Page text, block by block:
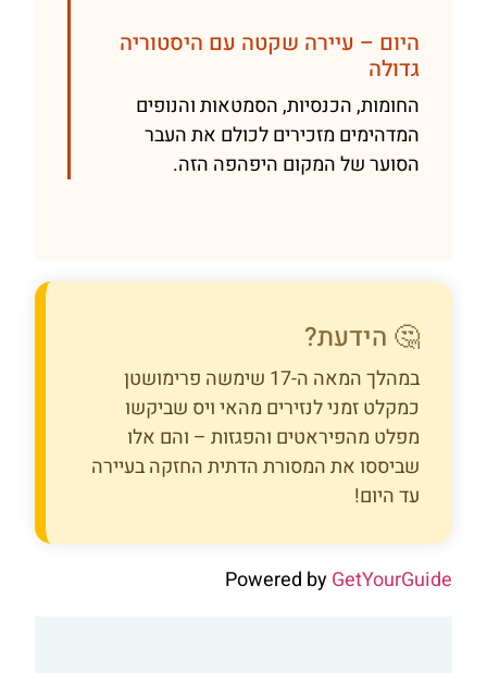
היום – עיירה שקטה עם היסטוריה
גדולה
החומות, הכנסיות, הסמטאות והנופים
המדהימים מזכירים לכולם את העבר
הסוער של המקום היפהפה הזה.
🤔 הידעת?
במהלך המאה ה-17 שימשה פרימושטן
כמקלט זמני לנזירים מהאי ויס שביקשו
מפלט מהפיראטים והפגזות – והם אלו
שביססו את המסורת הדתית החזקה בעיירה
עד היום!
Powered byGetYourGuide